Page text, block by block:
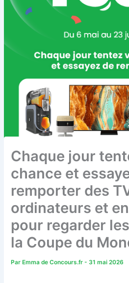
Chaque jour
chance et
remporter des
ordinateurs et
pour regarder
la Coupe du
Par Emma de Concours.fr- 31 mai 2026